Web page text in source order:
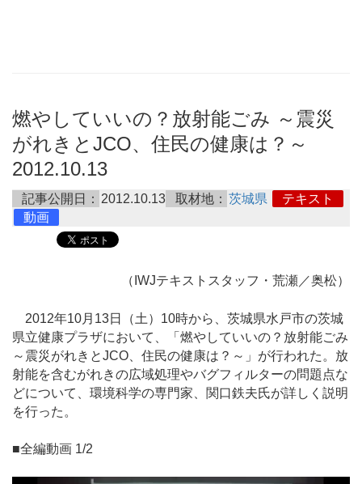
燃やしていいの？放射能ごみ ～震災
がれきとJCO、住民の健康は？～
2012.10.13
記事公開日： 2012.10.13 取材地： 茨城県
テキスト
動画
（IWJテキストスタッフ・荒瀬／奥松）
2012年10月13日（土）10時から、茨城県水戸市の茨城
県立健康プラザにおいて、「燃やしていいの？放射能ごみ
～震災がれきとJCO、住民の健康は？～」が行われた。放
射能を含むがれきの広域処理やバグフィルターの問題点な
どについて、環境科学の専門家、関口鉄夫氏が詳しく説明
を行った。
■全編動画 1/2